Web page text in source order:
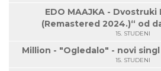
EDO MAAJKA - Dvostruki
(Remastered 2024.)“ od
15. STUDENI
Million - "Ogledalo" - novi
15. STUDENI